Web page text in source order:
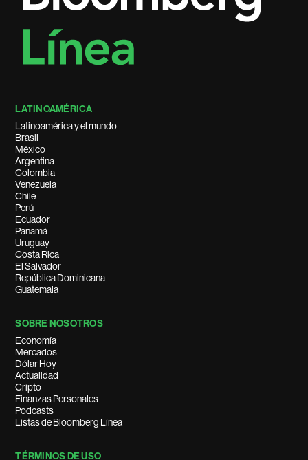
LATINOAMÉRICA
Latinoamérica y el mundo
Brasil
México
Argentina
Colombia
Venezuela
Chile
Perú
Ecuador
Panamá
Uruguay
Costa Rica
El Salvador
República Dominicana
Guatemala
SOBRE NOSOTROS
Economía
Mercados
Dólar Hoy
Actualidad
Cripto
Finanzas Personales
Podcasts
Listas de Bloomberg Línea
TÉRMINOS DE USO